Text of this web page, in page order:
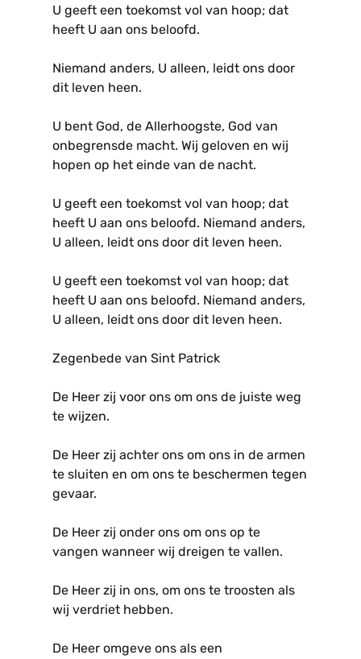
U geeft een toekomst vol van hoop; dat
heeft U aan ons beloofd.
Niemand anders, U alleen, leidt ons door
dit leven heen.
U bent God, de Allerhoogste, God van
onbegrensde macht. Wij geloven en wij
hopen op het einde van de nacht.
U geeft een toekomst vol van hoop; dat
heeft U aan ons beloofd. Niemand anders,
U alleen, leidt ons door dit leven heen.
U geeft een toekomst vol van hoop; dat
heeft U aan ons beloofd. Niemand anders,
U alleen, leidt ons door dit leven heen.
Zegenbede van Sint Patrick
De Heer zij voor ons om ons de juiste weg
te wijzen.
De Heer zij achter ons om ons in de armen
te sluiten en om ons te beschermen tegen
gevaar.
De Heer zij onder ons om ons op te
vangen wanneer wij dreigen te vallen.
De Heer zij in ons, om ons te troosten als
wij verdriet hebben.
De Heer omgeve ons als een